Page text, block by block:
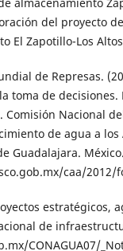
del proyecto
El Zapotillo-Los
de Represas.
toma de
Comisión Nacional
de agua a los
Guadalajara.
caa/2012/
estratégicos,
de
CONAGUA07/